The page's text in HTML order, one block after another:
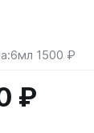
6мл 1500 ₽
₽